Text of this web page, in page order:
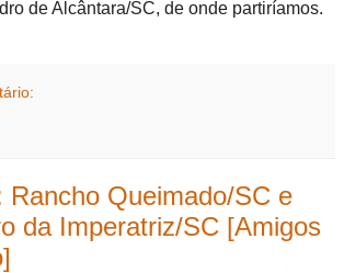
de Alcântara/SC, de onde partiríamos.
Rancho Queimado/SC e
da Imperatriz/SC [Amigos